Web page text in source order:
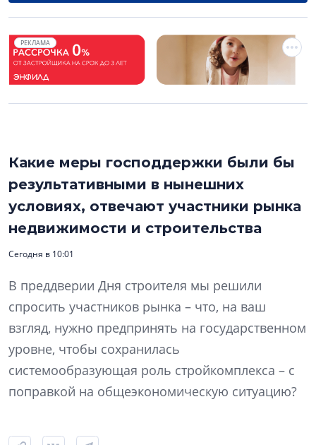
РЕКЛАМА
Какие меры господдержки были бы
результативными в нынешних
условиях, отвечают участники рынка
недвижимости и строительства
Сегодня в 10:01
В преддверии Дня строителя мы решили
спросить участников рынка – что, на ваш
взгляд, нужно предпринять на государственном
уровне, чтобы сохранилась
системообразующая роль стройкомплекса – с
поправкой на общеэкономическую ситуацию?